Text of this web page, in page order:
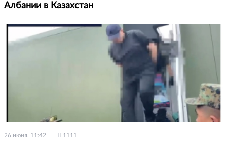
Албании в Казахстан
26 июня, 11:42 1111